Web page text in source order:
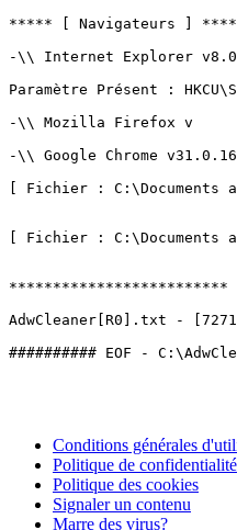
***** [ Navigateurs ]
-\\ Internet Explorer
Paramètre Présent :
-\\ Mozilla Firefox v
-\\ Google Chrome
[ Fichier : C:\Documents
[ Fichier : C:\Documents
*************************
AdwCleaner[R0].txt -
Conditions générales
Politique de confidentialité
Politique des cookies
Signaler un contenu
Marre des virus?